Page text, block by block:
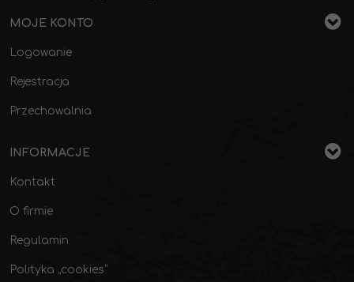
MOJE KONTO
Logowanie
Rejestracja
Przechowalnia
INFORMACJE
Kontakt
O firmie
Regulamin
Polityka „cookies”